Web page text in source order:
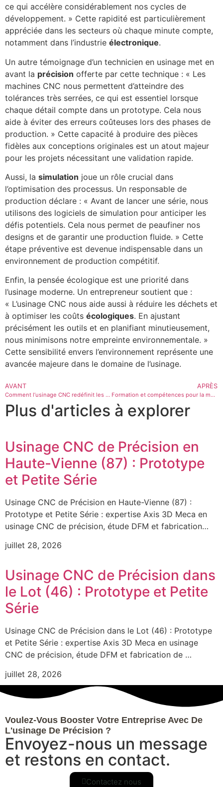
ce qui accélère considérablement nos cycles de
développement. » Cette rapidité est particulièrement
appréciée dans les secteurs où chaque minute compte,
notamment dans l’industrie électronique.
Un autre témoignage d’un technicien en usinage met en
avant la précision offerte par cette technique : « Les
machines CNC nous permettent d’atteindre des
tolérances très serrées, ce qui est essentiel lorsque
chaque détail compte dans un prototype. Cela nous
aide à éviter des erreurs coûteuses lors des phases de
production. » Cette capacité à produire des pièces
fidèles aux conceptions originales est un atout majeur
pour les projets nécessitant une validation rapide.
Aussi, la simulation joue un rôle crucial dans
l’optimisation des processus. Un responsable de
production déclare : « Avant de lancer une série, nous
utilisons des logiciels de simulation pour anticiper les
défis potentiels. Cela nous permet de peaufiner nos
designs et de garantir une production fluide. » Cette
étape préventive est devenue indispensable dans un
environnement de production compétitif.
Enfin, la pensée écologique est une priorité dans
l’usinage moderne. Un entrepreneur soutient que :
« L’usinage CNC nous aide aussi à réduire les déchets et
à optimiser les coûts écologiques. En ajustant
précisément les outils et en planifiant minutieusement,
nous minimisons notre empreinte environnementale. »
Cette sensibilité envers l’environnement représente une
avancée majeure dans le domaine de l’usinage.
AVANT
Comment l’usinage CNC redéfinit les processus de fabrication
APRÈS
Formation et compétences pour la maîtrise de l’usinage CNC
Plus d'articles à explorer
Usinage CNC de Précision en
Haute-Vienne (87) : Prototype
et Petite Série
Usinage CNC de Précision en Haute-Vienne (87) :
Prototype et Petite Série : expertise Axis 3D Meca en
usinage CNC de précision, étude DFM et fabrication…
juillet 28, 2026
Usinage CNC de Précision dans
le Lot (46) : Prototype et Petite
Série
Usinage CNC de Précision dans le Lot (46) : Prototype
et Petite Série : expertise Axis 3D Meca en usinage
CNC de précision, étude DFM et fabrication de …
juillet 28, 2026
Voulez-Vous Booster Votre Entreprise Avec De
L'usinage De Précision ?
Envoyez-nous un message
et restons en contact.
Contactez nous